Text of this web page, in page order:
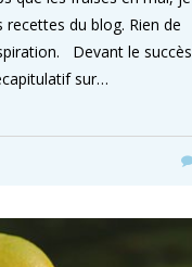
du blog. Rien de
Devant le succès
sur…